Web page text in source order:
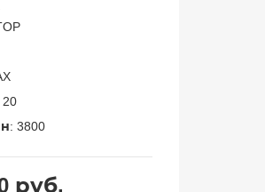
20
: 3800
руб.